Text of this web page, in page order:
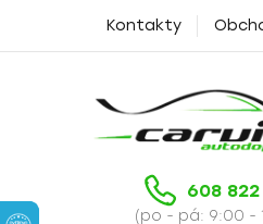
Kontakty
608 822
(po - pá: 9:00 -